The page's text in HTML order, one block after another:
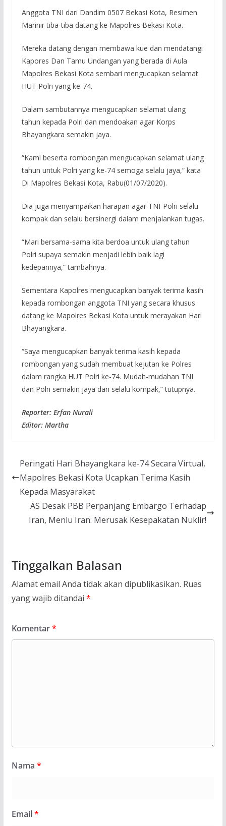
Anggota TNI dari Dandim 0507 Bekasi Kota, Resimen
Marinir tiba-tiba datang ke Mapolres Bekasi Kota.
Mereka datang dengan membawa kue dan mendatangi
Kapores Dan Tamu Undangan yang berada di Aula
Mapolres Bekasi Kota sembari mengucapkan selamat
HUT Polri yang ke-74.
Dalam sambutannya mengucapkan selamat ulang
tahun kepada Polri dan mendoakan agar Korps
Bhayangkara semakin jaya.
“Kami beserta rombongan mengucapkan selamat ulang
tahun untuk Polri yang ke-74 semoga selalu jaya,” kata
Di Mapolres Bekasi Kota, Rabu(01/07/2020).
Dia juga menyampaikan harapan agar TNI-Polri selalu
kompak dan selalu bersinergi dalam menjalankan tugas.
“Mari bersama-sama kita berdoa untuk ulang tahun
Polri supaya semakin menjadi lebih baik lagi
kedepannya,” tambahnya.
Sementara Kapolres mengucapkan banyak terima kasih
kepada rombongan anggota TNI yang secara khusus
datang ke Mapolres Bekasi Kota untuk merayakan Hari
Bhayangkara.
“Saya mengucapkan banyak terima kasih kepada
rombongan yang sudah membuat kejutan ke Polres
dalam rangka HUT Polri ke-74. Mudah-mudahan TNI
dan Polri semakin jaya dan selalu kompak,” tutupnya.
Reporter: Erfan Nurali
Editor: Martha
Peringati Hari Bhayangkara ke-74 Secara Virtual,
Mapolres Bekasi Kota Ucapkan Terima Kasih
Kepada Masyarakat
AS Desak PBB Perpanjang Embargo Terhadap
Iran, Menlu Iran: Merusak Kesepakatan Nuklir!
Tinggalkan Balasan
Alamat email Anda tidak akan dipublikasikan. Ruas
yang wajib ditandai *
Komentar*
Nama *
Email*